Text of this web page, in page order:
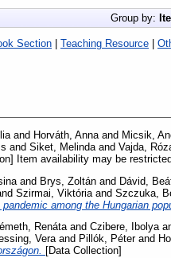
Group by:
Section Teaching Resource
and Horváth, Anna and Micsik,
and Siket, Melinda and Vajda,
Item availability may be restricted.
and Brys, Zoltán and Dávid,
Szirmai, Viktória and Szczuka,
among the Hungarian
Renátaand Czibere, Ibolya
Veraand Pillók, Péterand
[Data Collection]